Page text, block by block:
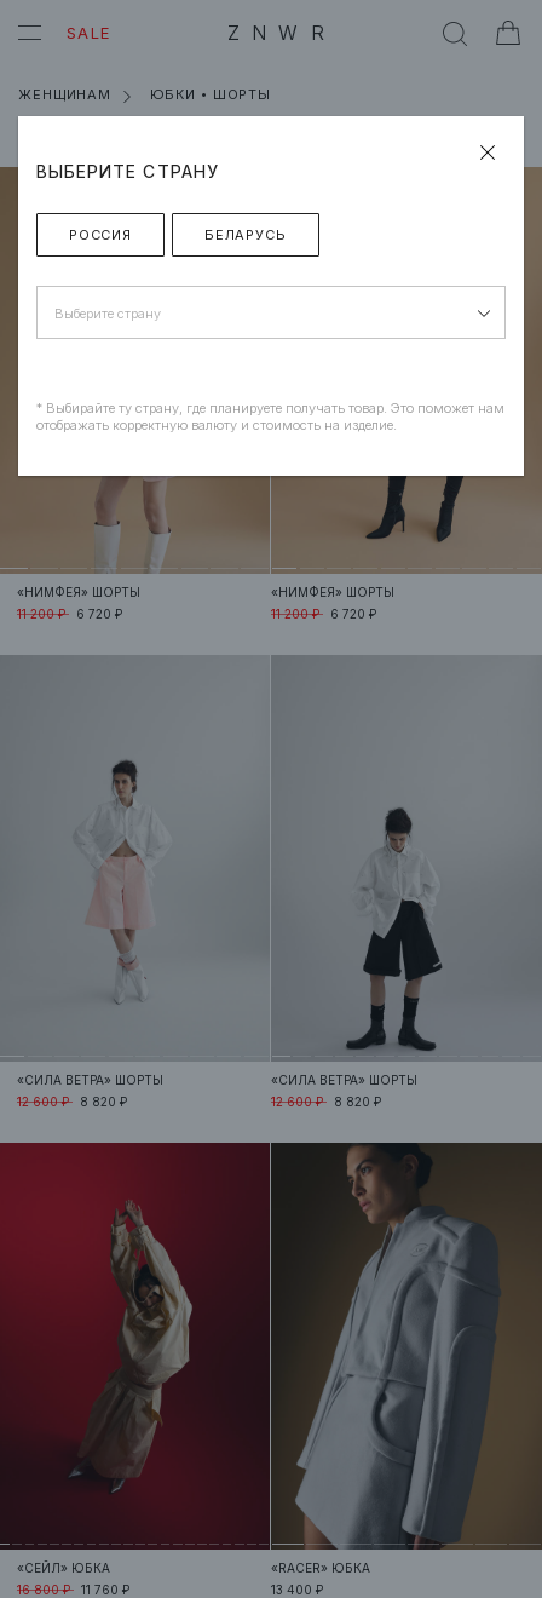
SALE ZNWR
ЖЕНЩИНАМ ЮБКИ • ШОРТЫ
«НИМФЕЯ» ШОРТЫ
11 200 ₽ 6 720 ₽
«НИМФЕЯ» ШОРТЫ
11 200 ₽ 6 720 ₽
«СИЛА ВЕТРА» ШОРТЫ
12 600 ₽ 8 820 ₽
«СИЛА ВЕТРА» ШОРТЫ
12 600 ₽ 8 820 ₽
«СЕЙЛ» ЮБКА
16 800 ₽ 11 760 ₽
«RACER» ЮБКА
13 400 ₽
ВЫБЕРИТЕ СТРАНУ
РОССИЯ БЕЛАРУСЬ
Выберите страну
* Выбирайте ту страну, где планируете получать товар. Это поможет нам
отображать корректную валюту и стоимость на изделие.